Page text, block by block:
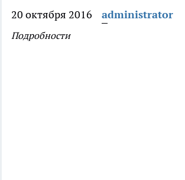
20 октября 2016 administrator
Подробности